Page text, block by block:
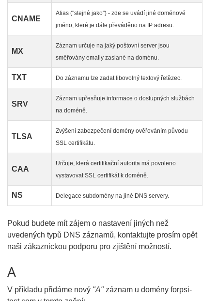
CNAME
Alias ("stejné jako") - zde se uvádí jiné doménové
jméno, které je dále převáděno na IP adresu.
MX
Záznam určuje na jaký poštovní server jsou
směřovány emaily zaslané na doménu.
TXT Do záznamu lze zadat libovolný textový řetězec.
SRV
Záznam upřesňuje informace o dostupných službách
na doméně.
TLSA
Zvýšení zabezpečení domény ověřováním původu
SSL certifikátu.
CAA
Určuje, která certifikační autorita má povoleno
vystavovat SSL certifikát k doméně.
NS Delegace subdomény na jiné DNS servery.
Pokud budete mít zájem o nastavení jiných než
uvedených typů DNS záznamů, kontaktujte prosím opět
naši zákaznickou podporu pro zjištění možností.
A
V příkladu přidáme nový "A" záznam u domény forpsi-